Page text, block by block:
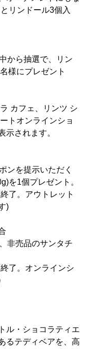
リンドール3個入
から抽選で、リン
様にプレゼント
カフェ、リンツ シ
トオンラインショ
示されます。
ンを提示いただく
を1個プレゼント。
了。アウトレット
)
非売品のサンタチ
了。オンラインシ
ル・ショコラティエ
るテディベアを、高